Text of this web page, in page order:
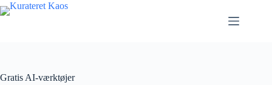
Fortsæt
til
Gratis AI-værktøjer